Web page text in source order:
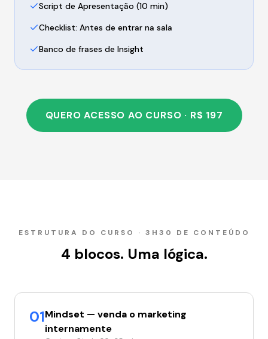
Script de Apresentação (10 min)
Checklist: Antes de entrar na sala
Banco de frases de Insight
QUERO ACESSO AO CURSO · R$ 197
ESTRUTURA DO CURSO · 3H30 DE CONTEÚDO
4 blocos. Uma lógica.
01Mindset — venda o marketing
internamente